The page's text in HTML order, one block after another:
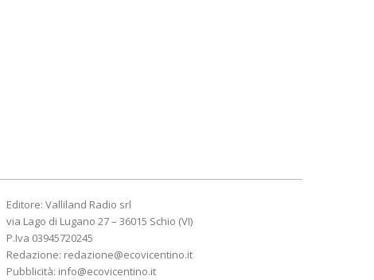
Editore: Valliland Radio srl
via Lago di Lugano 27 – 36015 Schio (VI)
P.Iva 03945720245
Redazione: redazione@ecovicentino.it
Pubblicità: info@ecovicentino.it